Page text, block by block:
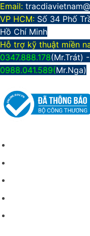
Email:
VP HCM: Số 34 Phố
Hồ Chí Minh
Hỗ trợ kỹ thuật miền
0347.888.178(Mr.Trát) -
0988.041.589(Mr.Nga)